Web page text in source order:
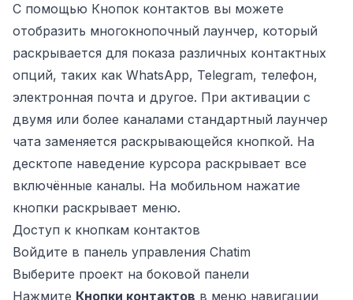
С помощью Кнопок контактов вы можете
отобразить многокнопочный лаунчер, который
раскрывается для показа различных контактных
опций, таких как WhatsApp, Telegram, телефон,
электронная почта и другое. При активации с
двумя или более каналами стандартный лаунчер
чата заменяется раскрывающейся кнопкой. На
десктопе наведение курсора раскрывает все
включённые каналы. На мобильном нажатие
кнопки раскрывает меню.
Доступ к кнопкам контактов
Войдите в панель управления Chatim
Выберите проект на боковой панели
Нажмите Кнопки контактов в меню навигации